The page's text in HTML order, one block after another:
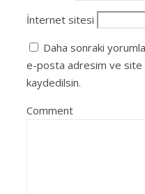
İnternet sitesi
Daha sonraki
e-posta adresim ve site
kaydedilsin.
Comment